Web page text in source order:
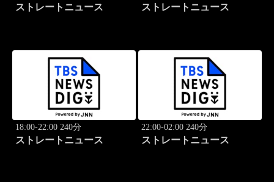
ストレートニュース ストレートニュース
18:00-22:00 240分
ストレートニュース
22:00-02:00 240分
ストレートニュース